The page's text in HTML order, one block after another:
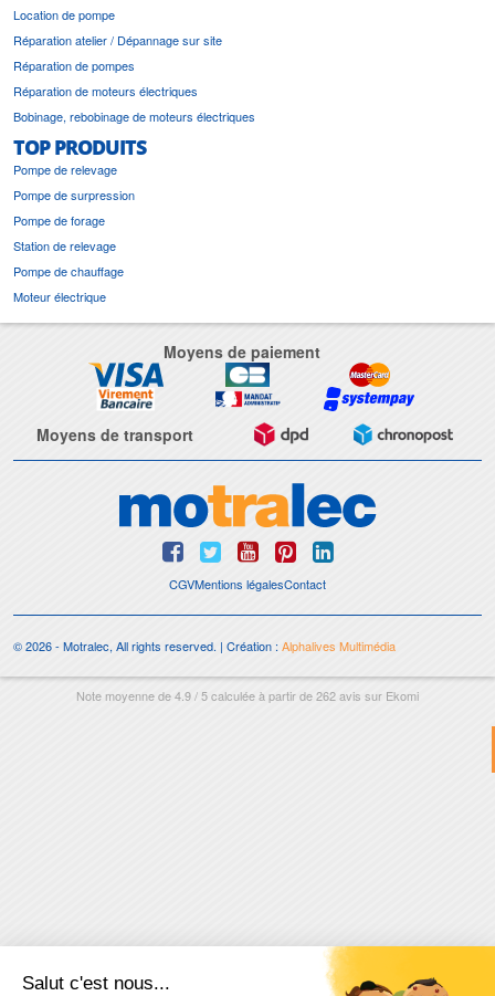
Location de pompe
Réparation atelier / Dépannage sur site
Réparation de pompes
Réparation de moteurs électriques
Bobinage, rebobinage de moteurs électriques
TOP PRODUITS
Pompe de relevage
Pompe de surpression
Pompe de forage
Station de relevage
Pompe de chauffage
Moteur électrique
Moyens de paiement
Moyens de transport
CGVMentions légalesContact
© 2026 - Motralec, All rights reserved. | Création : Alphalives Multimédia
Note moyenne de4.9/5calculée à partir de262avis sur Ekomi